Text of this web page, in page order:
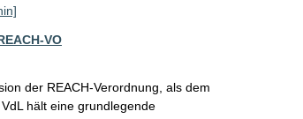
VO
der REACH-Verordnung, als dem
hält eine grundlegende